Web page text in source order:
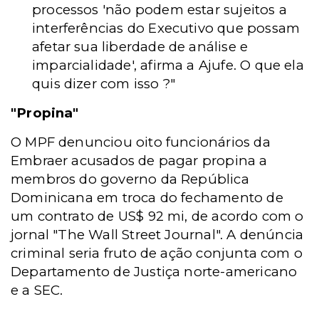
processos 'não podem estar sujeitos a
interferências do Executivo que possam
afetar sua liberdade de análise e
imparcialidade', afirma a Ajufe. O que ela
quis dizer com isso ?"
"Propina"
O MPF denunciou oito funcionários da
Embraer acusados de pagar propina a
membros do governo da República
Dominicana em troca do fechamento de
um contrato de US$ 92 mi, de acordo com o
jornal "The Wall Street Journal". A denúncia
criminal seria fruto de ação conjunta com o
Departamento de Justiça norte-americano
e a SEC.